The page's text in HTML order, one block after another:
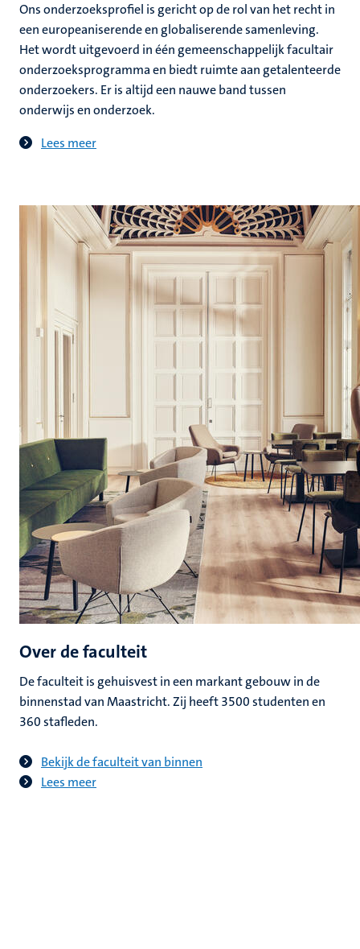
Ons onderzoeksprofiel is gericht op de rol van het recht in
een europeaniserende en globaliserende samenleving.
Het wordt uitgevoerd in één gemeenschappelijk facultair
onderzoeksprogramma en biedt ruimte aan getalenteerde
onderzoekers. Er is altijd een nauwe band tussen
onderwijs en onderzoek.
Lees meer
Over de faculteit
De faculteit is gehuisvest in een markant gebouw in de
binnenstad van Maastricht. Zij heeft 3500 studenten en
360 stafleden.
Bekijk de faculteit van binnen
Lees meer